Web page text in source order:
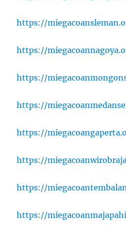
https://
https://
https://
https://
https://
https://
https://
https://